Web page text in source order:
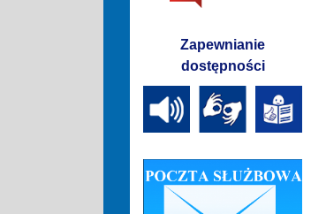
Zapewnianie
dostępności